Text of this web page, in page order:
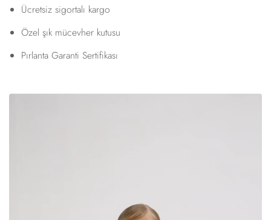
Ücretsiz sigortalı kargo
Özel şık mücevher kutusu
Pırlanta Garanti Sertifikası